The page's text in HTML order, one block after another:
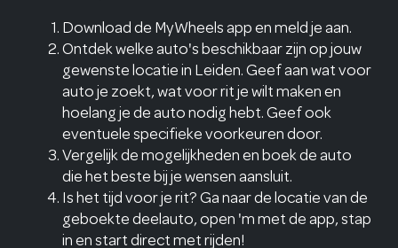
Download de MyWheels app en meld je aan.
Ontdek welke auto's beschikbaar zijn op jouw
gewenste locatie in Leiden. Geef aan wat voor
auto je zoekt, wat voor rit je wilt maken en
hoelang je de auto nodig hebt. Geef ook
eventuele specifieke voorkeuren door.
Vergelijk de mogelijkheden en boek de auto
die het beste bij je wensen aansluit.
Is het tijd voor je rit? Ga naar de locatie van de
geboekte deelauto, open 'm met de app, stap
in en start direct met rijden!